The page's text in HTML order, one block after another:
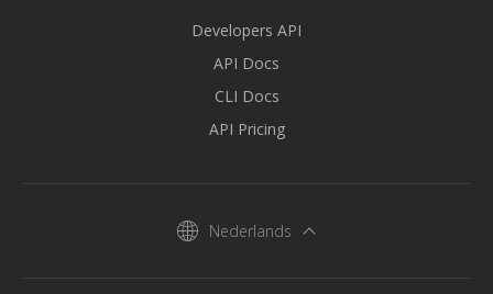
Developers API
API Docs
CLI Docs
API Pricing
Nederlands